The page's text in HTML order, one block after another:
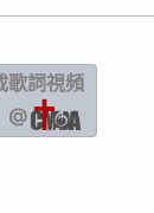
歌詞視頻
@